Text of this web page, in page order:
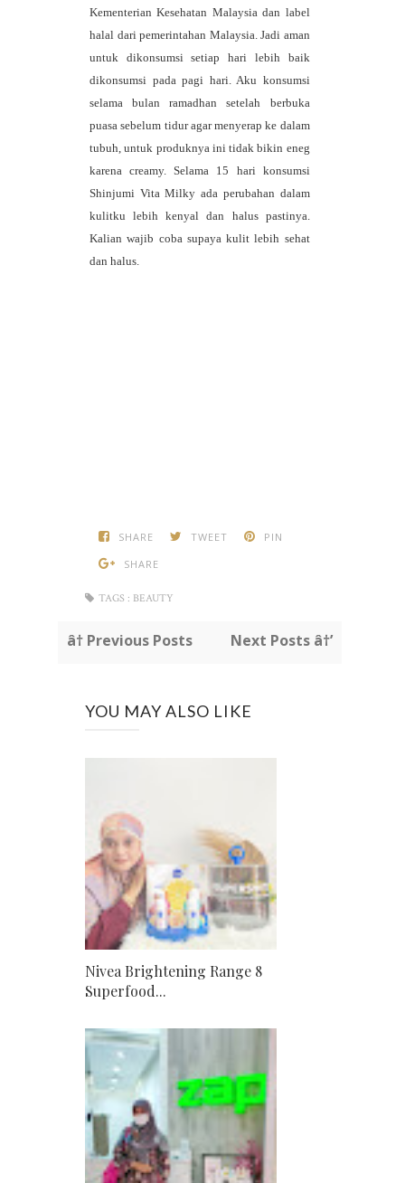
Kementerian Kesehatan Malaysia dan label
halal dari pemerintahan Malaysia. Jadi aman
untuk dikonsumsi setiap hari lebih baik
dikonsumsi pada pagi hari. Aku konsumsi
selama bulan ramadhan setelah berbuka
puasa sebelum tidur agar menyerap ke dalam
tubuh, untuk produknya ini tidak bikin eneg
karena creamy. Selama 15 hari konsumsi
Shinjumi Vita Milky ada perubahan dalam
kulitku lebih kenyal dan halus pastinya.
Kalian wajib coba supaya kulit lebih sehat
dan halus.
SHARE TWEET
PIN
SHARE
TAGS : BEAUTY
â† Previous Posts Next Posts â†’
YOU MAY ALSO LIKE
Nivea Brightening Range 8
Superfood...